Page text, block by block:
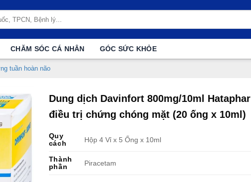
CHĂM SÓC CÁ NHÂN GÓC SỨC KHỎE
tuần hoàn não
Dung dịch Davinfort 800mg/10ml Hataphar
điều trị chứng chóng mặt (20 ống x 10ml)
Quy
cách
Hộp 4 Vỉ x 5 Ống x 10ml
Thành
phần
Piracetam